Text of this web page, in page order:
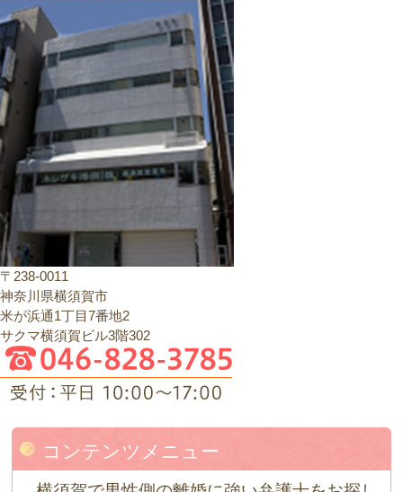
〒238-0011
神奈川県横須賀市
米が浜通1丁目7番地2
サクマ横須賀ビル3階302
コンテンツメニュー